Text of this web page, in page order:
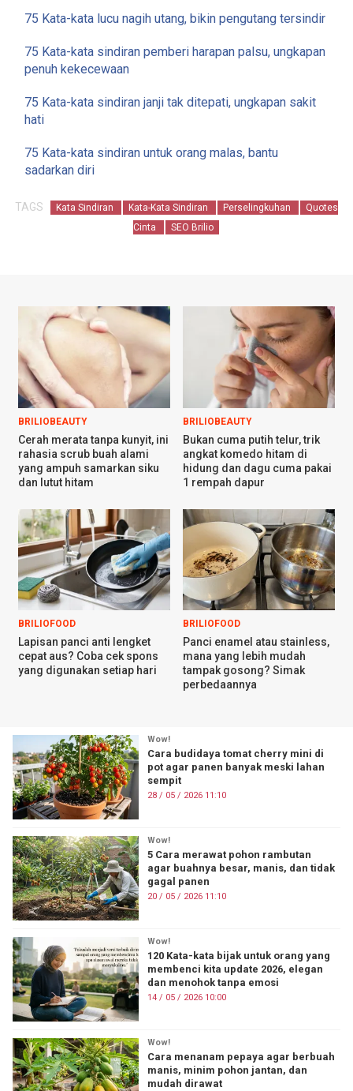
75 Kata-kata lucu nagih utang, bikin pengutang tersindir
75 Kata-kata sindiran pemberi harapan palsu, ungkapan
penuh kekecewaan
75 Kata-kata sindiran janji tak ditepati, ungkapan sakit
hati
75 Kata-kata sindiran untuk orang malas, bantu
sadarkan diri
TAGS Kata Sindiran Kata-Kata Sindiran Perselingkuhan
Quotes
Cinta
SEO Brilio
BRILIOBEAUTY
Cerah merata tanpa kunyit, ini
rahasia scrub buah alami
yang ampuh samarkan siku
dan lutut hitam
BRILIOBEAUTY
Bukan cuma putih telur, trik
angkat komedo hitam di
hidung dan dagu cuma pakai
1 rempah dapur
BRILIOFOOD
Lapisan panci anti lengket
cepat aus? Coba cek spons
yang digunakan setiap hari
BRILIOFOOD
Panci enamel atau stainless,
mana yang lebih mudah
tampak gosong? Simak
perbedaannya
Wow!
Cara budidaya tomat cherry mini di
pot agar panen banyak meski lahan
sempit
28 / 05 / 2026 11:10
Wow!
5 Cara merawat pohon rambutan
agar buahnya besar, manis, dan tidak
gagal panen
20 / 05 / 2026 11:10
Wow!
120 Kata-kata bijak untuk orang yang
membenci kita update 2026, elegan
dan menohok tanpa emosi
14 / 05 / 2026 10:00
Wow!
Cara menanam pepaya agar berbuah
manis, minim pohon jantan, dan
mudah dirawat